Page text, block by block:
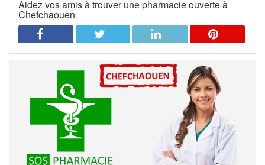
Aidez vos amis à trouver une pharmacie ouverte à
Chefchaouen